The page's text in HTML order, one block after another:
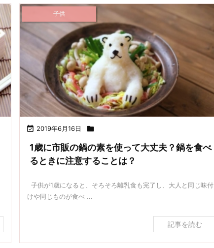
 2019年6月16日 
子供
1歳に市販の鍋の素を使って大丈夫？鍋を食べ
るときに注意することは？
子供が1歳になると、そろそろ離乳食も完了し、大人と同じ味付
けや同じものが食べ ...
記事を読む